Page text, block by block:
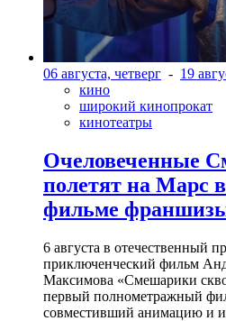
06 августа, четверг - 19
кино
широкий кинопрокат
кинотеатры
Очеловеченные
полетят на Марс
фильме
6 августа в отечественный
приключенческий фильм
Максимова «Смешарики
первый полнометражный
совместивший анимацию и